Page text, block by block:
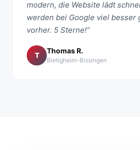
modern, die Website lädt
werden bei Google viel besser
vorher. 5 Sterne!“
T
Thomas R.
Bietigheim-Bissingen